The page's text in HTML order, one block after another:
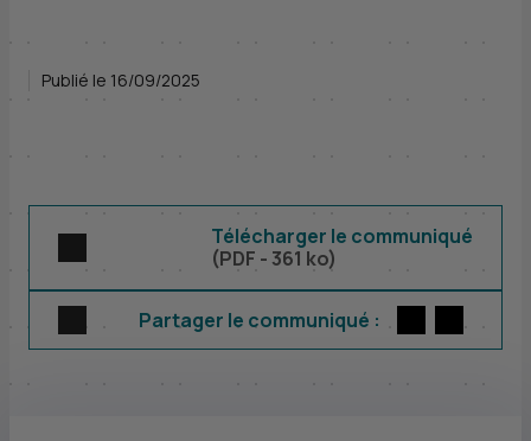
Publié le 16/09/2025
Télécharger le communiqué
(PDF - 361 ko)
Partager le communiqué :